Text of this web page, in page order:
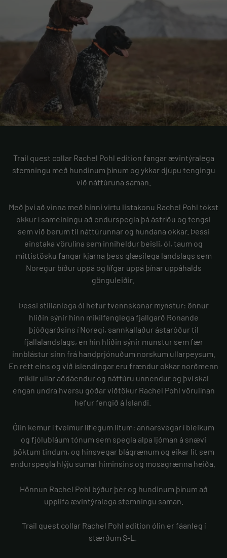
Trail quest collar Rachel Pohl edition fangar ævintýralega
stemningu með hundinum þínum og ykkar djúpu tengingu
við náttúruna saman.
Með því að vinna með hinni virtu listakonu Rachel Pohl tókst
okkur í sameiningu að endurspegla þá ástríðu og tengsl
sem við berum til náttúrunnar og hundana okkar. Þessi
einstaka vörulína sem inniheldur beisli, ól, taum og
mittistösku fangar kjarna þess glæsilega landslags sem
Noregur bíður uppá og lífgar uppá þínar uppáhalds
gönguleiðir.
Þessi stillanlega ól hefur tvennskonar mynstur: önnur
hliðin sýnir hinn mikilfenglega fjallgarð Ronande
þjóðgarðsins í Noregi, sannkallaður ástaróður til
fjallalandslags, en hin hliðin sýnir munstur sem fær
innblástur sinn frá handprjónuðum norskum ullarpeysum.
En rétt eins og við íslendingar eru frændur okkar norðmenn
mikilr ullar aðdáendur og náttúru unnendur og því skal
engan undra hversu góðar viðtökur Rachel Pohl vörulínan
hefur fengið á Íslandi.
Ólin kemur í tveimur líflegum litum: annarsvegar í bleikum
og fjólubláum tónum sem spegla alpa ljóman á snævi
þöktum tindum, og hinsvegar blágrænum og eikar lit sem
endurspegla hlýju sumar himinsins og mosagrænna heiða.
Hönnun Rachel Pohl býður þér og hundinum þínum að
upplifa ævintýralega stemningu saman.
Trail quest collar Rachel Pohl edition ólin er fáanleg í
stærðum S-L.